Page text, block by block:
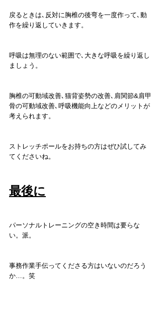
戻るときは､反対に胸椎の後弯を一度作って､動
作を繰り返していきます。
呼吸は無理のない範囲で､大きな呼吸を繰り返し
ましょう。
胸椎の可動域改善､猫背姿勢の改善､肩関節&肩甲
骨の可動域改善､呼吸機能向上などのメリットが
考えられます。
ストレッチポールをお持ちの方はぜひ試してみ
てくださいね。
最後に
パーソナルトレーニングの空き時間は要らな
い。派。
事務作業手伝ってくださる方はいないのだろう
か…。笑